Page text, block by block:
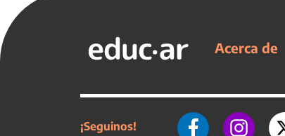
Acerca de
¡Seguinos!